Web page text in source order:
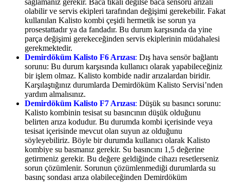
sağlamanız gerekir. Baca tıkalı değilse baca sensörü arızalı
olabilir ve servis ekipleri tarafından değişimi gerekebilir. Fakat
kullanılan Kalisto kombi çeşidi hermetik ise sorun ya
prosestattadır ya da fandadır. Bu durum karşısında da yine
parça değişimi gerekeceğinden servis ekiplerinin müdahalesi
gerekmektedir.
Demirdöküm Kalisto F6 Arızası: Dış hava sensör bağlantı
sorunu: Bu durum karşısında kullanıcı olarak yapabileceğiniz
bir işlem olmaz. Kalisto kombide nadir arızalardan biridir.
Karşılaştığınız durumlarda Demirdöküm Kalisto Servisi’nden
yardım almalısınız.
Demirdöküm Kalisto F7 Arızası: Düşük su basıncı sorunu:
Kalisto kombinin tesisat su basıncının düşük olduğunu
belirten arıza kodudur. Bu durumda kombi içerisinde veya
tesisat içerisinde mevcut olan suyun az olduğunu
söyleyebiliriz. Böyle bir durumda kullanıcı olarak Kalisto
kombiye su basmanız gerekir. Su basıncını 1,5 değerine
getirmeniz gerekir. Bu değere geldiğinde cihazı resetlerseniz
sorun çözümlenir. Sorunun çözümlenmediği durumlarda su
basınç sondası arıza olabileceğinden Demirdöküm